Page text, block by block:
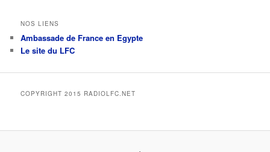
NOS LIENS
Ambassade de France en Egypte
Le site du LFC
COPYRIGHT 2015 RADIOLFC.NET